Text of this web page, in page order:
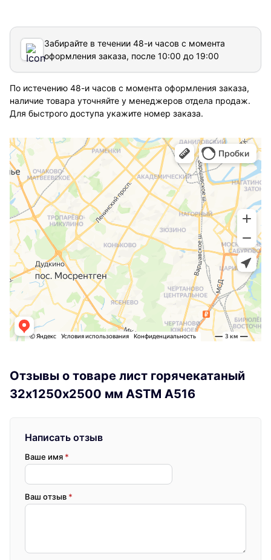
Забирайте в течении 48-и часов с момента
оформления заказа, после 10:00 до 19:00
По истечению 48-и часов с момента оформления заказа,
наличие товара уточняйте у менеджеров отдела продаж.
Для быстрого доступа укажите номер заказа.
Отзывы о товаре лист горячекатаный
32х1250х2500 мм ASTM A516
Написать отзыв
Ваше имя *
Ваш отзыв *